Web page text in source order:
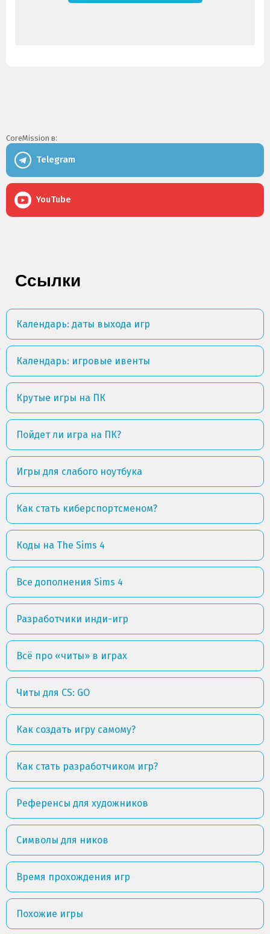
CoreMission в:
Telegram
YouTube
Ссылки
Календарь: даты выхода игр
Календарь: игровые ивенты
Крутые игры на ПК
Пойдет ли игра на ПК?
Игры для слабого ноутбука
Как стать киберспортсменом?
Коды на The Sims 4
Все дополнения Sims 4
Разработчики инди-игр
Всё про «читы» в играх
Читы для CS: GO
Как создать игру самому?
Как стать разработчиком игр?
Референсы для художников
Символы для ников
Время прохождения игр
Похожие игры